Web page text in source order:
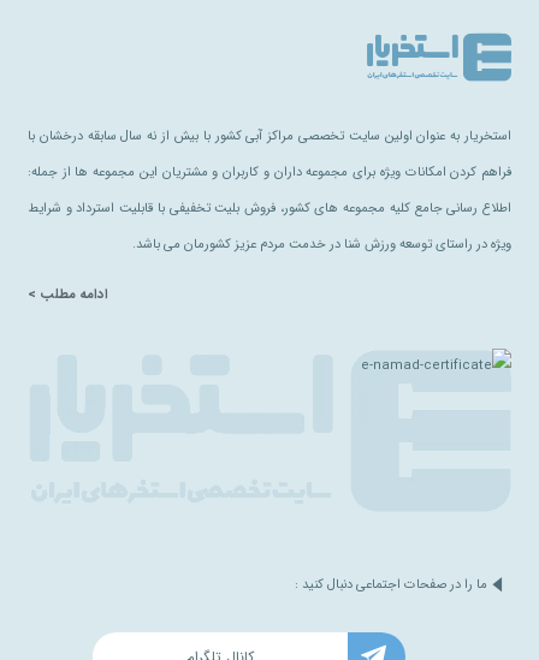
استخریار به عنوان اولین سایت تخصصی مراکز آبی کشور با بیش از نه سال سابقه درخشان با
فراهم کردن امکانات ویژه برای مجموعه داران و کاربران و مشتریان این مجموعه ها از جمله:
اطلاع رسانی جامع کلیه مجموعه های کشور، فروش بلیت تخفیفی با قابلیت استرداد و شرایط
ویژه در راستای توسعه ورزش شنا در خدمت مردم عزیز کشورمان می باشد.
ادامه مطلب >
ما را در صفحات اجتماعی دنبال کنید :